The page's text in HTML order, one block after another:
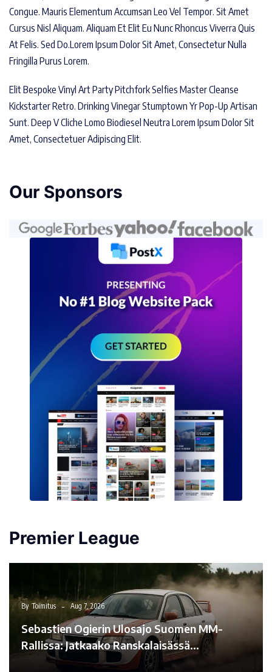
Congue. Mauris Elementum Accumsan Leo Vel Tempor. Sit Amet
Cursus Nisl Aliquam. Aliquam Et Elit Eu Nunc Rhoncus Viverra Quis
At Felis. Sed Do.Lorem Ipsum Dolor Sit Amet, Consectetur Nulla
Fringilla Purus Lorem.
Elit Bespoke Vinyl Art Party Pitchfork Selfies Master Cleanse
Kickstarter Retro. Drinking Vinegar Stumptown Yr Pop-Up Artisan
Sunt. Deep V Cliche Lomo Biodiesel Neutra Lorem Ipsum Dolor Sit
Amet, Consectetuer Adipiscing Elit.
Our Sponsors
Premier League
By Toimitus Aug 7, 2026
Sebastien Ogierin Ulosajo Suomen MM-
Rallissa: Jatkaako Ranskalaisässä…